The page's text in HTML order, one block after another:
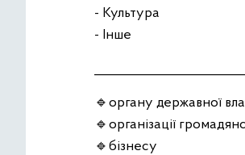
- Культура
- Інше
🔹органу державної
🔹організації
🔹бізнесу